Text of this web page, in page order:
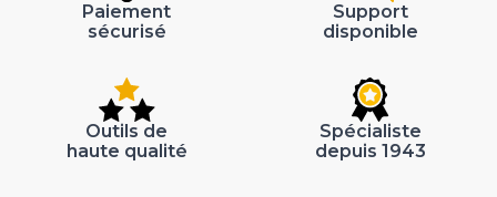
Paiement
sécurisé
Support
disponible
Outils de
haute qualité
Spécialiste
depuis 1943